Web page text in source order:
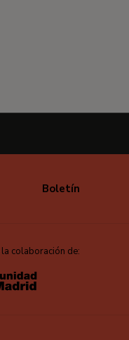
Boletín
colaboración de: